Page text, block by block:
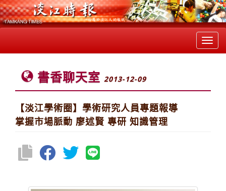
書香聊天室 2013-12-09
【淡江學術圈】學術研究人員專題報導
掌握市場脈動 廖述賢 專研 知識管理